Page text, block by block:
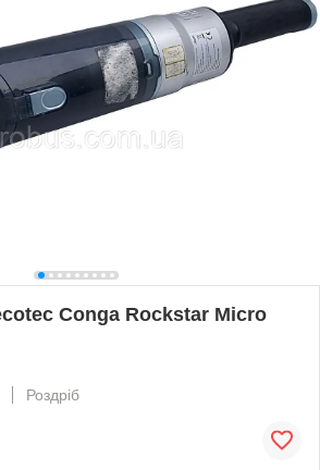
Conga Rockstar Micro
Роздріб